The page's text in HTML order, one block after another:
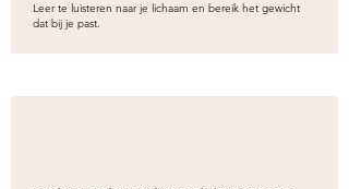
Leer te luisteren naar je lichaam en bereik het gewicht
dat bij je past.